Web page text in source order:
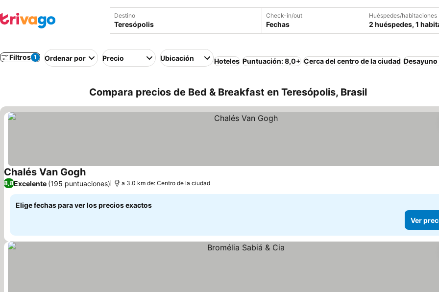
Destino Check-in/out
Fechas
Huéspedes/habitaciones
2 huéspedes, 1
Filtros 1 Ordenar por Precio Ubicación Hoteles Puntuación: 8,0+ Cerca del centro de la ciudad
Compara precios de Bed & Breakfast en Teresópolis, Brasil
Chalés Van Gogh
8,8Excelente (195 puntuaciones) a 3.0 km de: Centro de la ciudad
Elige fechas para ver los precios exactos
Ver